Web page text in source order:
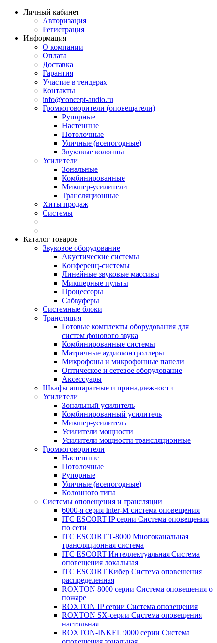
Личный кабинет
Авторизация
Регистрация
Информация
О компании
Оплата
Доставка
Гарантия
Участие в тендерах
Контакты
info@concept-audio.ru
Громкоговорители (оповещатели)
Рупорные
Настенные
Потолочные
Уличные (всепогодные)
Звуковые колонны
Усилители
Зональные
Комбинированные
Микшер-усилители
Трансляционные
Хиты продаж
Системы
Каталог товаров
Звуковое оборудование
Акустические системы
Конференц-системы
Линейные звуковые массивы
Микшерные пульты
Процессоры
Сабвуферы
Системные блоки
Трансляция
Готовые комплекты оборудования для
систем фонового звука
Комбинированные системы
Матричные аудиоконтроллеры
Микрофоны и микрофонные панели
Оптическое и сетевое оборудование
Аксессуары
Шкафы аппаратные и принадлежности
Усилители
Зональный усилитель
Комбинированный усилитель
Микшер-усилитель
Усилители мощности
Усилители мощности трансляционные
Громкоговорители
Настенные
Потолочные
Рупорные
Уличные (всепогодные)
Колонного типа
Системы оповещения и трансляции
6000-я серия Inter-M система оповещения
ITC ESCORT IP серии Система оповещения
по сети
ITC ESCORT T-8000 Многоканальная
трансляционная система
ITC ESCORT Интеллектуальная Система
оповещения локальная
ITC ESCORT Кибер Система оповещения
распределенная
ROXTON 8000 серии Система оповещения о
пожаре
ROXTON IP серии Система оповещения
ROXTON SX-серии Система оповещения
настольная
ROXTON-INKEL 9000 серии Система
оповещения зональная